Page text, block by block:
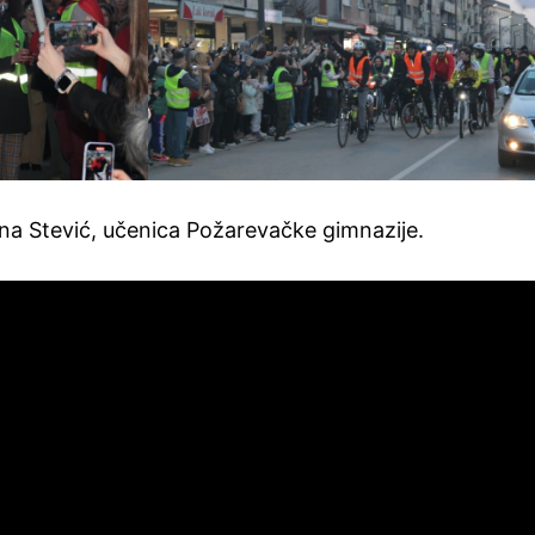
Stević, učenica Požarevačke gimnazije.